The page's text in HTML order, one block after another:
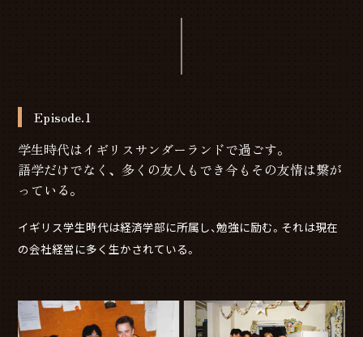
Episode.1
学生時代はイギリスサンダーランドで過ごす。
語学だけでなく、多くの友人もでき今もその友情は繋が
っている。
イギリス学生時代は経済学部に所属し、勉強に励む。それは現在
の会社経営に多く生かされている。